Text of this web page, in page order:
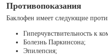
Противопоказания
Баклофен имеет следующие
Гиперчувствительность к
Болезнь Паркинсона;
Эпилепсия;